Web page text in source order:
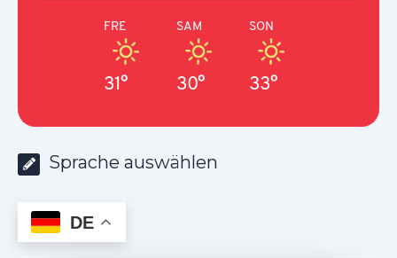
FRE
31°
SAM
30°
SON
33°
Sprache auswählen
DE